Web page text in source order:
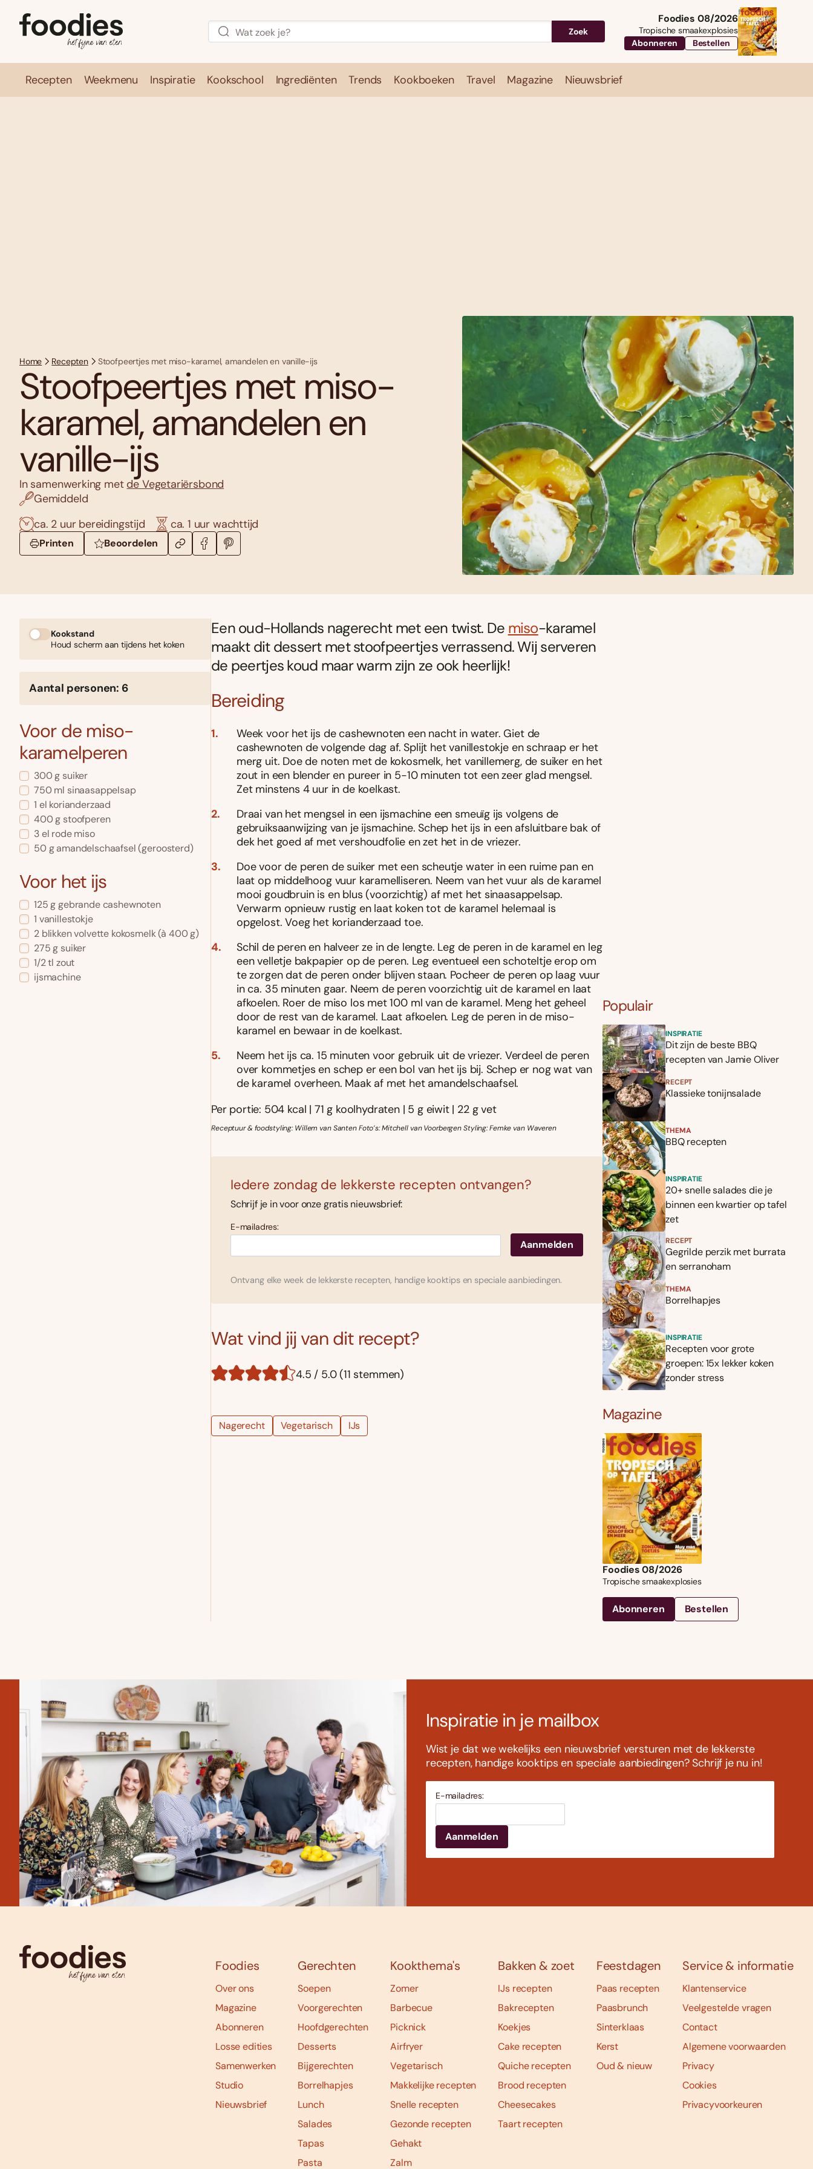
Zoek
Foodies 08/2026
Tropische smaakexplosies
Abonneren
Bestellen
Recepten Weekmenu Inspiratie Kookschool Ingrediënten Trends Kookboeken Travel Magazine Nieuwsbrief
Home Recepten Stoofpeertjes met miso-karamel, amandelen en vanille-ijs
Stoofpeertjes met miso-
karamel, amandelen en
vanille-ijs
In samenwerking met de Vegetariërsbond
Gemiddeld
ca. 2 uur bereidingstijd
ca. 1 uur wachttijd
Printen Beoordelen
Kookstand
Houd scherm aan tijdens het koken
Aantal personen: 6
Voor de miso-
karamelperen
300 g suiker
750 ml sinaasappelsap
1 el korianderzaad
400 g stoofperen
3 el rode miso
50 g amandelschaafsel (geroosterd)
Voor het ijs
125 g gebrande cashewnoten
1 vanillestokje
2 blikken volvette kokosmelk (à 400 g)
275 g suiker
1/2 tl zout
ijsmachine
Een oud-Hollands nagerecht met een twist. De miso-karamel
maakt dit dessert met stoofpeertjes verrassend. Wĳ serveren
de peertjes koud maar warm zĳn ze ook heerlĳk!
Bereiding
Week voor het ijs de cashewnoten een nacht in water. Giet de
cashewnoten de volgende dag af. Splijt het vanillestokje en schraap er het
merg uit. Doe de noten met de kokosmelk, het vanillemerg, de suiker en het
zout in een blender en pureer in 5-10 minuten tot een zeer glad mengsel.
Zet minstens 4 uur in de koelkast.
Draai van het mengsel in een ijsmachine een smeuïg ijs volgens de
gebruiksaanwijzing van je ijsmachine. Schep het ijs in een afsluitbare bak of
dek het goed af met vershoudfolie en zet het in de vriezer.
Doe voor de peren de suiker met een scheutje water in een ruime pan en
laat op middelhoog vuur karamelliseren. Neem van het vuur als de karamel
mooi goudbruin is en blus (voorzichtig) af met het sinaasappelsap.
Verwarm opnieuw rustig en laat koken tot de karamel helemaal is
opgelost. Voeg het korianderzaad toe.
Schil de peren en halveer ze in de lengte. Leg de peren in de karamel en leg
een velletje bakpapier op de peren. Leg eventueel een schoteltje erop om
te zorgen dat de peren onder blijven staan. Pocheer de peren op laag vuur
in ca. 35 minuten gaar. Neem de peren voorzichtig uit de karamel en laat
afkoelen. Roer de miso los met 100 ml van de karamel. Meng het geheel
door de rest van de karamel. Laat afkoelen. Leg de peren in de miso-
karamel en bewaar in de koelkast.
Neem het ijs ca. 15 minuten voor gebruik uit de vriezer. Verdeel de peren
over kommetjes en schep er een bol van het ijs bij. Schep er nog wat van
de karamel overheen. Maak af met het amandelschaafsel.
Per portie: 504 kcal | 71 g koolhydraten | 5 g eiwit | 22 g vet
Receptuur & foodstyling: Willem van Santen Foto’s: Mitchell van Voorbergen Styling: Femke van Waveren
Iedere zondag de lekkerste recepten ontvangen?
Schrijf je in voor onze gratis nieuwsbrief:
E-mailadres:
Ontvang elke week de lekkerste recepten, handige kooktips en speciale aanbiedingen.
Wat vind jij van dit recept?
4.5 / 5.0 (11 stemmen)
Nagerecht Vegetarisch IJs
Populair
INSPIRATIE
Dit zijn de beste BBQ
recepten van Jamie Oliver
RECEPT
Klassieke tonijnsalade
THEMA
BBQ recepten
INSPIRATIE
20+ snelle salades die je
binnen een kwartier op tafel
zet
RECEPT
Gegrilde perzik met burrata
en serranoham
THEMA
Borrelhapjes
INSPIRATIE
Recepten voor grote
groepen: 15x lekker koken
zonder stress
Magazine
Foodies 08/2026
Tropische smaakexplosies
Abonneren Bestellen
Inspiratie in je mailbox
Wist je dat we wekelijks een nieuwsbrief versturen met de lekkerste
recepten, handige kooktips en speciale aanbiedingen? Schrijf je nu in!
E-mailadres:
Foodies
Over ons
Magazine
Abonneren
Losse edities
Samenwerken
Studio
Nieuwsbrief
Gerechten
Soepen
Voorgerechten
Hoofdgerechten
Desserts
Bijgerechten
Borrelhapjes
Lunch
Salades
Tapas
Pasta
Kookthema's
Zomer
Barbecue
Picknick
Airfryer
Vegetarisch
Makkelijke recepten
Snelle recepten
Gezonde recepten
Gehakt
Zalm
Bakken & zoet
IJs recepten
Bakrecepten
Koekjes
Cake recepten
Quiche recepten
Brood recepten
Cheesecakes
Taart recepten
Feestdagen
Paas recepten
Paasbrunch
Sinterklaas
Kerst
Oud & nieuw
Service & informatie
Klantenservice
Veelgestelde vragen
Contact
Algemene voorwaarden
Privacy
Cookies
Privacyvoorkeuren